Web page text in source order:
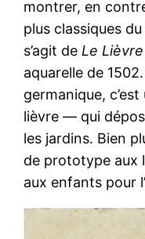
montrer, en
plus classiques
s’agit de Le Lièvre
aquarelle de
germanique,
lièvre — qui
les jardins. Bien
de prototype aux
aux enfants pour